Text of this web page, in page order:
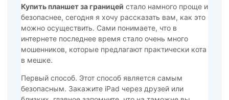
Купить планшет за границей стало намного проще и
безопаснее, сегодня я хочу рассказать вам, как это
можно осуществить. Сами понимаете, что в
интернете последнее время стало очень много
мошенников, которые предлагают практически кота
в мешке.
Первый способ. Этот способ является самым
безопасным. Закажите iPad через друзей или